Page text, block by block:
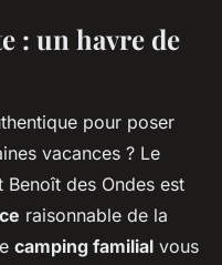
: un havre de
pour poser
vacances ? Le
Benoît des Ondes est
raisonnable de la
camping familial vous